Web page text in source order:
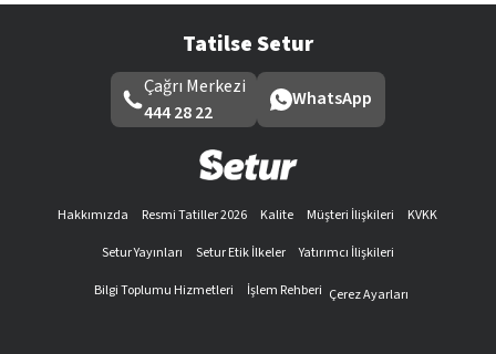
Tatilse Setur
Çağrı Merkezi
444 28 22
WhatsApp
Hakkımızda Resmi Tatiller 2026 Kalite Müşteri İlişkileri
KVKK
Setur Yayınları
Setur Etik İlkeler
Yatırımcı İlişkileri
Bilgi Toplumu Hizmetleri
İşlem Rehberi Çerez Ayarları